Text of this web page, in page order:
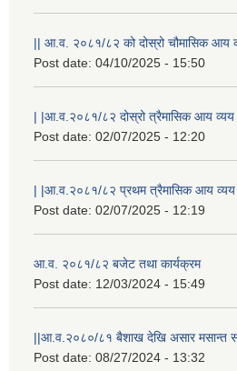
|| आ.व. २०८१/८२ को दोस्रो चौमासिक आय
Post date: 04/10/2025 - 15:50
| |आ.व.२०८१/८२ दोस्रो त्रैमासिक आय व्यय
Post date: 02/07/2025 - 12:20
| |आ.व.२०८१/८२ प्रथम त्रैमासिक आय व्यय
Post date: 02/07/2025 - 12:19
आ.व. २०८१/८२ बजेट तथा कार्यक्रम
Post date: 12/03/2024 - 15:49
||आ.व.२०८०/८१ बैशाख देखि असार मसान्त
Post date: 08/27/2024 - 13:32